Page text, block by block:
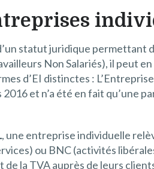
statut juridique permettant
Non Salariés), il peut
d’EI distinctes :
et n’a été en fait qu’une
, une entreprise individuelle
ou BNC (activités
la TVA auprès de leurs